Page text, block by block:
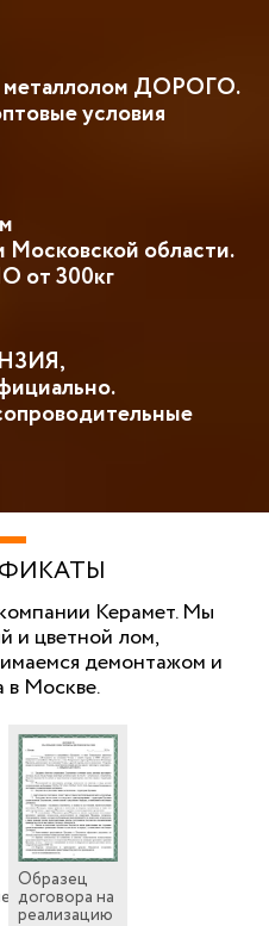
металлолом ДОРОГО.
условия
Московской области.
от 300кг
Керамет. Мы
и цветной лом,
демонтажом и
в Москве.
Образец
договора на
реализацию